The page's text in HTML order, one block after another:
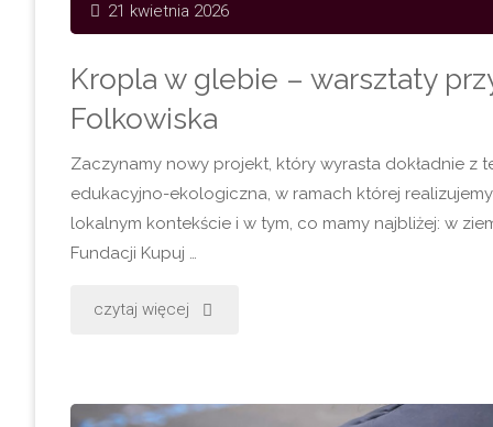
przyrody
lokalnej
21 kwietnia 2026
Kropla w glebie – warsztaty
Folkowiska
Zaczynamy nowy projekt, który wyrasta dokładnie z
edukacyjno-ekologiczna, w ramach której
lokalnym kontekście i w tym, co mamy najbliżej: w
Fundacji Kupuj …
czytaj więcej "Kropla
glebie